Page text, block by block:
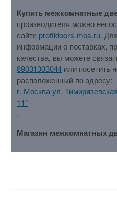
Купить межкомнатные
производителя можно
сайте profildoors-mos.ru.
информации о поставках,
качества, вы можете
89031303044 или посетить
расположенный по адресу:
г. Москва ул.
11"
.
Магазин межкомнатных